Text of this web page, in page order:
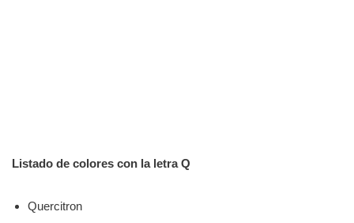
Listado de colores con la letra Q
Quercitron